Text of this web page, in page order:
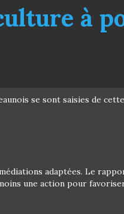
à
se sont saisies de cette
adaptées. Le
une action pour favoriser